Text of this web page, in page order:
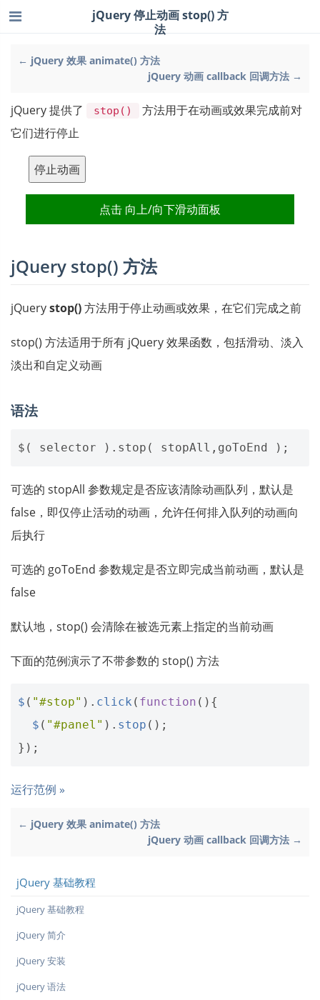
← jQuery 效果 animate() 方法
jQuery 动画 callback 回调方法 →
jQuery 停止动画 stop() 方
法
jQuery 提供了 stop()
方法用于在动画或效果完成前对
它们进行停止
停止动画
点击 向上/向下滑动面板
jQuery stop() 方法
jQuerystop()方法用于停止动画或效果，在它们完成之前
stop() 方法适用于所有 jQuery 效果函数，包括滑动、淡入
淡出和自定义动画
语法
可选的 stopAll 参数规定是否应该清除动画队列，默认是
false，即仅停止活动的动画，允许任何排入队列的动画向
后执行
可选的 goToEnd 参数规定是否立即完成当前动画，默认是
false
默认地，stop() 会清除在被选元素上指定的当前动画
下面的范例演示了不带参数的 stop() 方法
$ ( "#stop" ). click ( function (){
$ ( "#panel" ). stop ();
});
运行范例 »
← jQuery 效果 animate() 方法
jQuery 动画 callback 回调方法 →
jQuery 基础教程
jQuery 基础教程
jQuery 简介
jQuery 安装
jQuery 语法